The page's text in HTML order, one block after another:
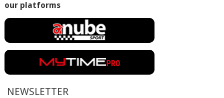
our platforms
NEWSLETTER